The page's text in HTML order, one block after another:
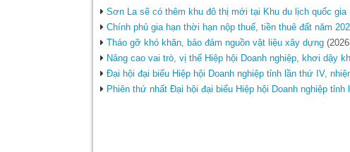
Sơn La sẽ có thêm khu đô thị mới tại Khu du lịch quốc gia
Chính phủ gia hạn thời hạn nộp thuế, tiền thuê đất năm
Tháo gỡ khó khăn, bảo đảm nguồn vật liệu xây dựng
Nâng cao vai trò, vị thế Hiệp hội Doanh nghiệp, khơi dậy
Đại hội đại biểu Hiệp hội Doanh nghiệp tỉnh lần thứ IV,
Phiên thứ nhất Đại hội đại biểu Hiệp hội Doanh nghiệp